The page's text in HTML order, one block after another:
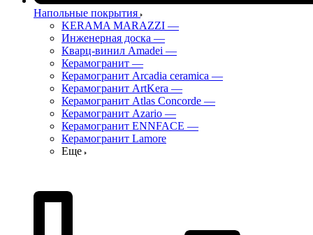
Напольные покрытия
KERAMA MARAZZI —
Инженерная доска —
Кварц-винил Amadei —
Керамогранит —
Керамогранит Arcadia ceramica —
Керамогранит ArtKera —
Керамогранит Atlas Concorde —
Керамогранит Azario —
Керамогранит ENNFACE —
Керамогранит Lamore
Еще